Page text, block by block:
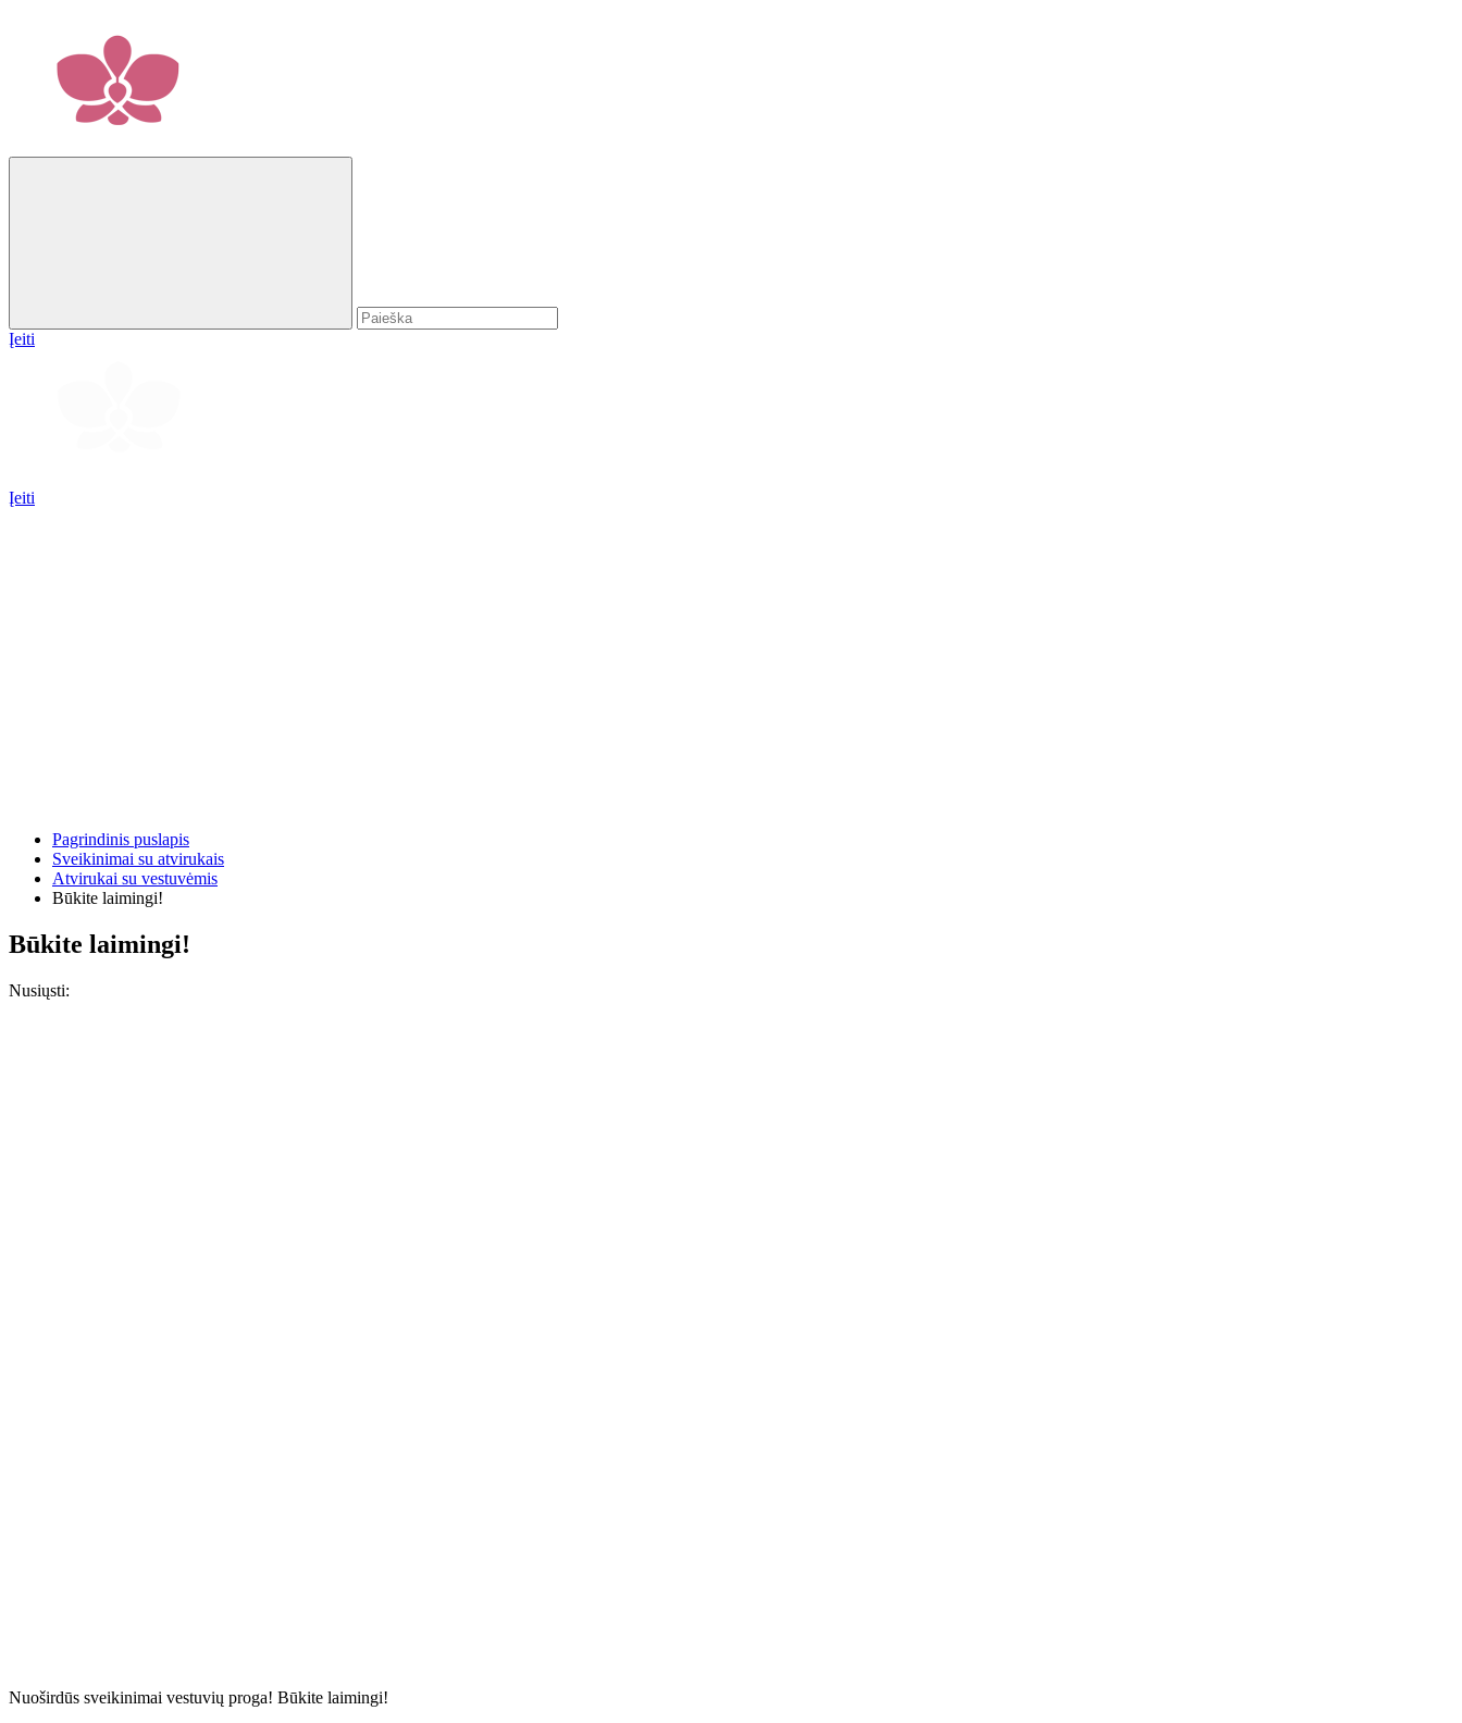
Įeiti
Įeiti
Pagrindinis puslapis
Sveikinimai su atvirukais
Atvirukai su vestuvėmis
Būkite laimingi!
Būkite laimingi!
Nusiųsti:
Nuoširdūs sveikinimai vestuvių proga! Būkite laimingi!